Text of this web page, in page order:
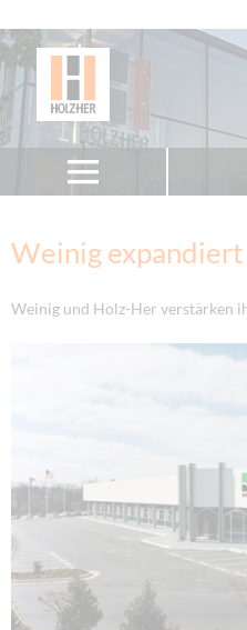
Weinig expandiert
Weinig und Holz-Her verstärken